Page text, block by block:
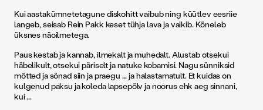
Kui aastakümnetetagune diskohitt vaibub ning küütlev eesriie
langeb, seisab Rein Pakk keset tühja lava ja vaikib. Kõneleb
üksnes näoilmetega.
Paus kestab ja kannab, ilmekalt ja muhedalt. Alustab otsekui
häbelikult, otsekui päriselt ja natuke kobamisi. Nagu sünniksid
mõtted ja sõnad siin ja praegu ... ja halastamatult. Et kuidas on
kulgenud paksu ja koleda lapsepõlv ja noorus ehk aeg sinnani,
kui ...